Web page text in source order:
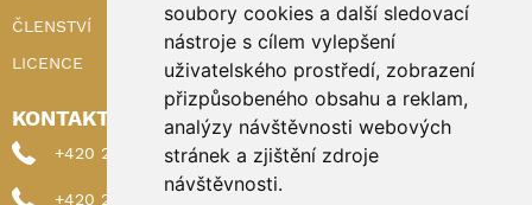
soubory cookies a další sledovací
nástroje s cílem vylepšení
uživatelského prostředí, zobrazení
přizpůsobeného obsahu a reklam,
analýzy návštěvnosti webových
stránek a zjištění zdroje
návštěvnosti.
ČLENSTVÍ
LICENCE
KONTAKTY
+420 222 898 224 (sekretariat)
+420 222 898 221 (členství)